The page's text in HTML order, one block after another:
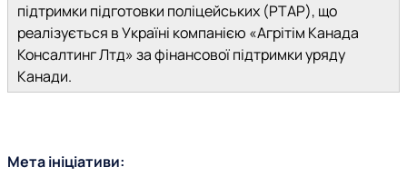
підтримки підготовки поліцейських (PTAP), що
реалізується в Україні компанією «Агрітім Канада
Консалтинг Лтд» за фінансової підтримки уряду
Канади.
Мета ініціативи: